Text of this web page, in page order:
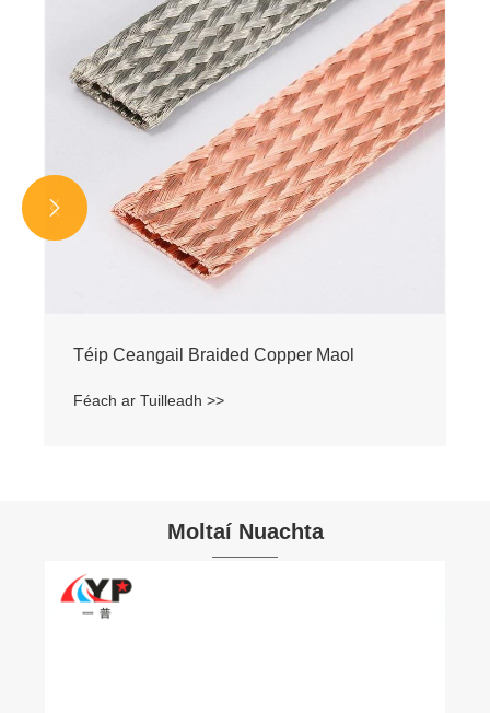
Féach ar Tuilleadh >>


Moltaí Nuachta
Cad iad na Buntáistí a bhaineann le Copar